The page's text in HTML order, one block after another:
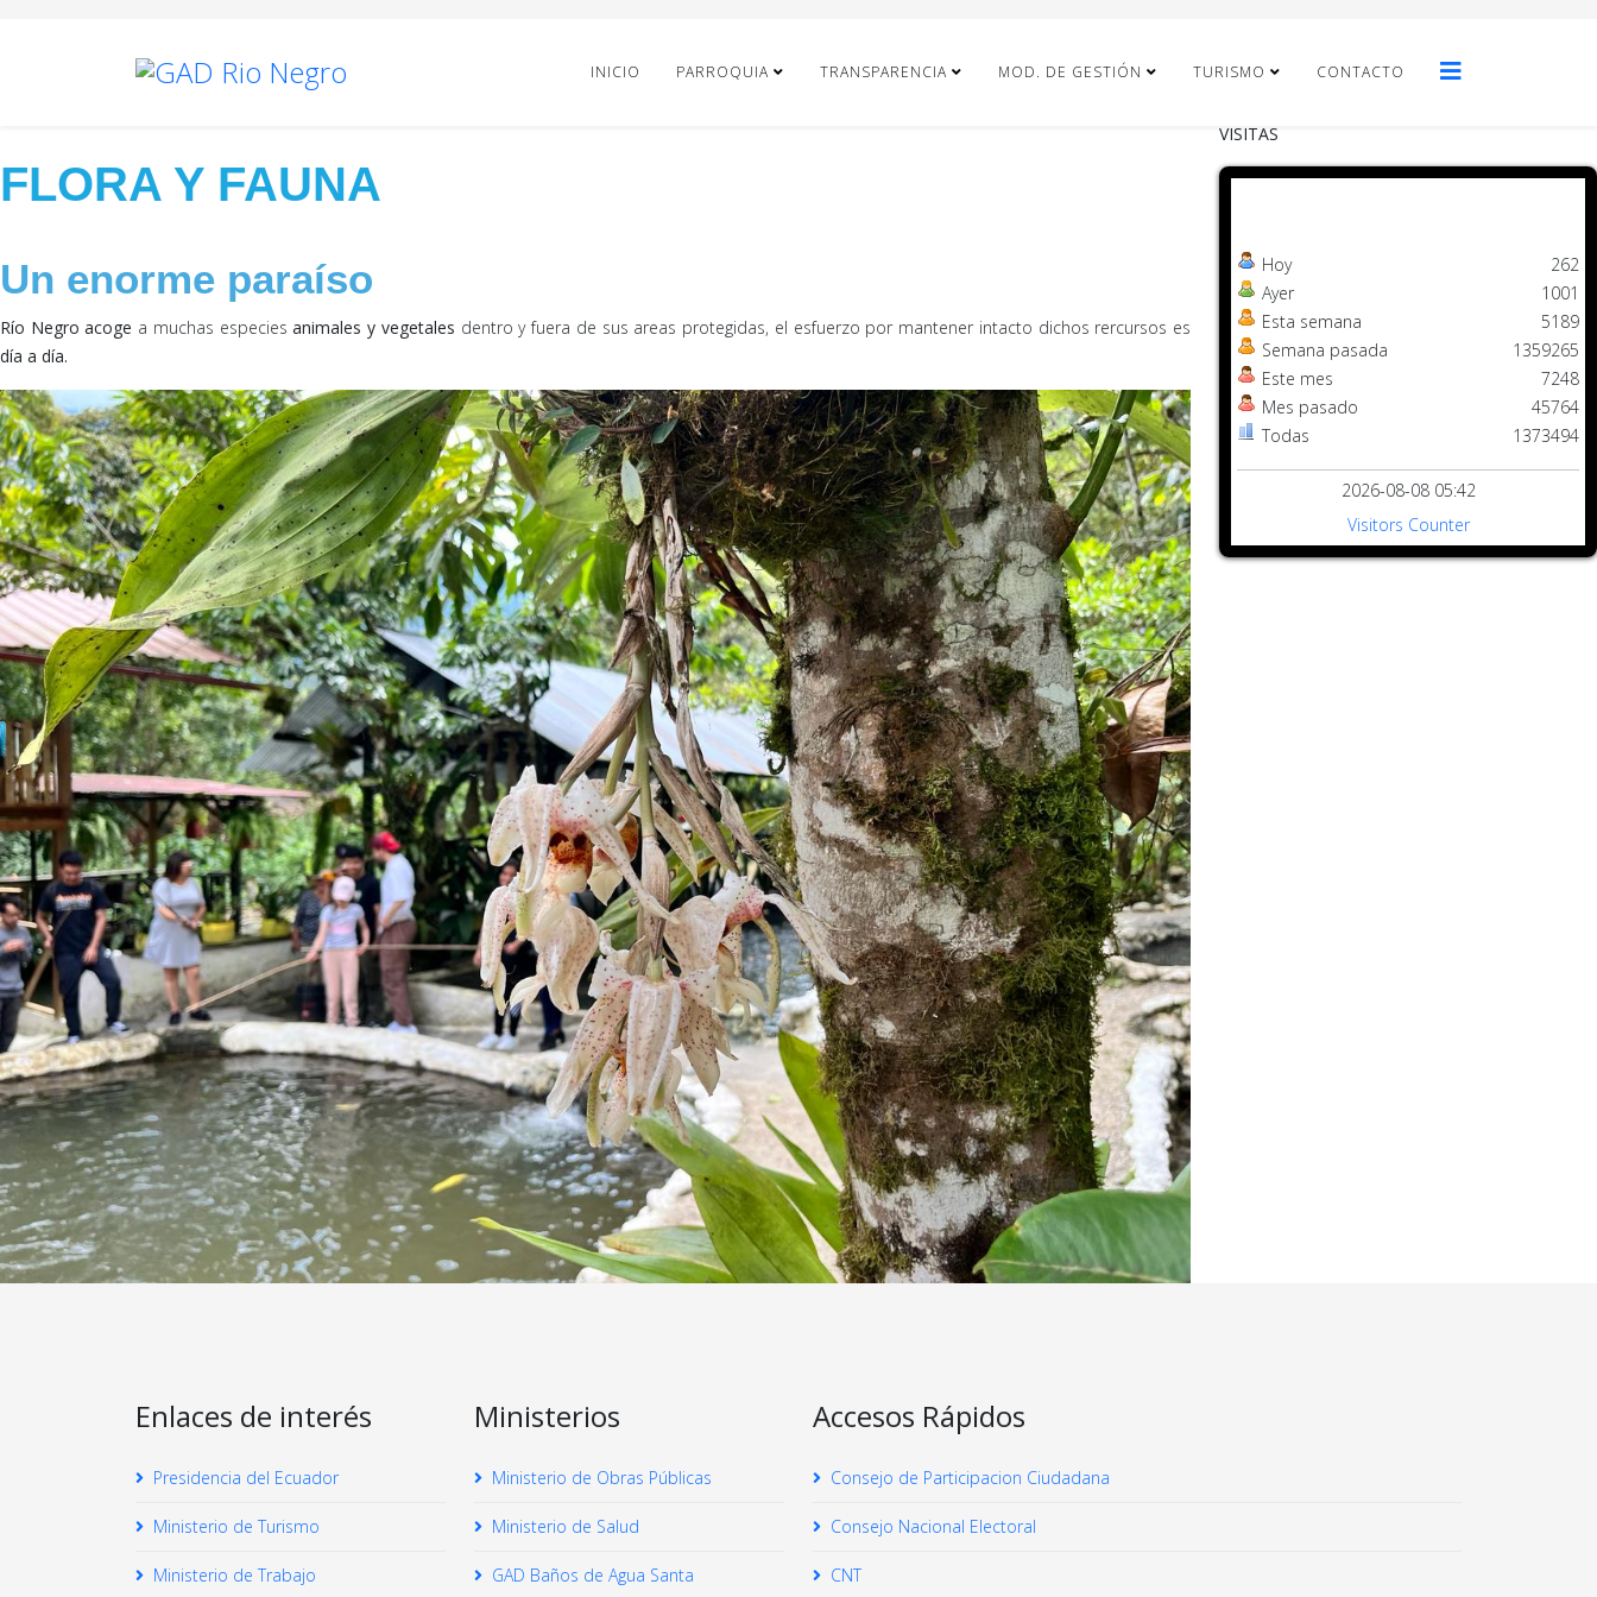
INICIO PARROQUIA TRANSPARENCIA MOD. DE GESTIÓN TURISMO CONTACTO
FLORA Y FAUNA
Un enorme paraíso
Río Negro acoge a muchas especiesanimales y vegetales dentro y fuera de sus areas protegidas, el esfuerzo por mantener intacto dichos rercursos es
día a día.
VISITAS
Hoy
Ayer
Esta semana
Semana pasada
Este mes
Mes pasado
Todas
262
1001
5189
1359265
7248
45764
1373494
2026-08-08 05:42
Visitors Counter
Enlaces de interés
Presidencia del Ecuador
Ministerio de Turismo
Ministerio de Trabajo
Ministerios
Ministerio de Obras Públicas
Ministerio de Salud
GAD Baños de Agua Santa
Accesos Rápidos
Consejo de Participacion Ciudadana
Consejo Nacional Electoral
CNT